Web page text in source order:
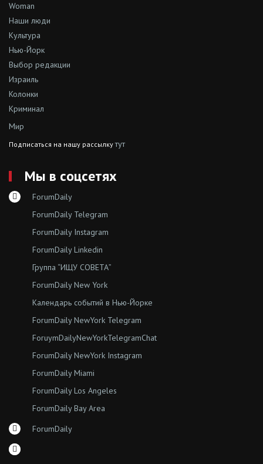
Woman
Наши люди
Культура
Нью-Йорк
Выбор редакции
Израиль
Колонки
Криминал
Мир
Подписаться на нашу рассылкутут
Мы в соцсетях
ForumDaily
ForumDaily Telegram
ForumDaily Instagram
ForumDaily Linkedin
Группа “ИЩУ СОВЕТА”
ForumDaily New York
Календарь событий в Нью-Йорке
ForumDaily NewYork Telegram
ForuymDailyNewYorkTelegramChat
ForumDaily NewYork Instagram
ForumDaily Miami
ForumDaily Los Angeles
ForumDaily Bay Area
ForumDaily